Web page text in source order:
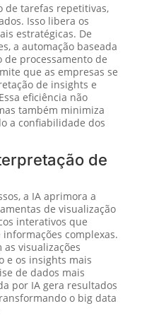
de tarefas repetitivas,
Isso libera os
estratégicas. De
a automação baseada
processamento de
que as empresas se
de insights e
eficiência não
também minimiza
a confiabilidade dos
de
a IA aprimora a
de visualização
interativos que
complexas.
visualizações
e os insights mais
de dados mais
por IA gera resultados
o big data